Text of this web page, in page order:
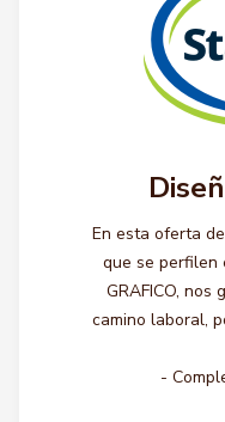
En esta oferta
que se perfilen
GRAFICO,
camino laboral,
-